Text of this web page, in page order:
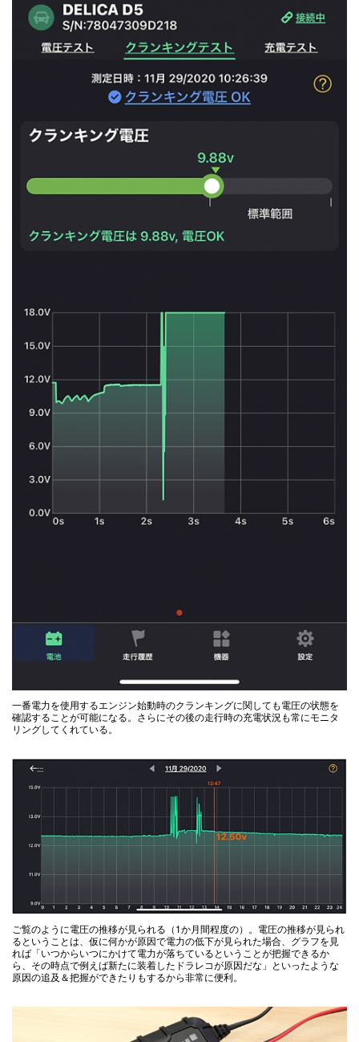
一番電力を使用するエンジン始動時のクランキングに関しても電圧の状態を
確認することが可能になる。さらにその後の走行時の充電状況も常にモニタ
リングしてくれている。
ご覧のように電圧の推移が見られる（1か月間程度の）。電圧の推移が見られ
るということは、仮に何かが原因で電力の低下が見られた場合、グラフを見
れば「いつからいつにかけて電力が落ちているということが把握できるか
ら、その時点で例えば新たに装着したドラレコが原因だな」といったような
原因の追及＆把握ができたりもするから非常に便利。